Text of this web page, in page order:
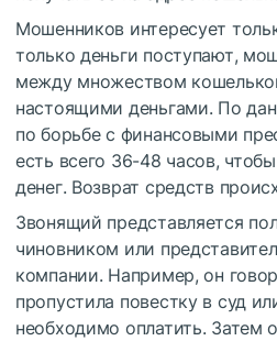
Мошенников интересует
только деньги поступают,
между множеством
настоящими деньгами. По
по борьбе с финансовыми
есть всего 36-48 часов,
денег. Возврат средств
Звонящий представляется
чиновником или
компании. Например, он
пропустила повестку в суд
необходимо оплатить. Затем